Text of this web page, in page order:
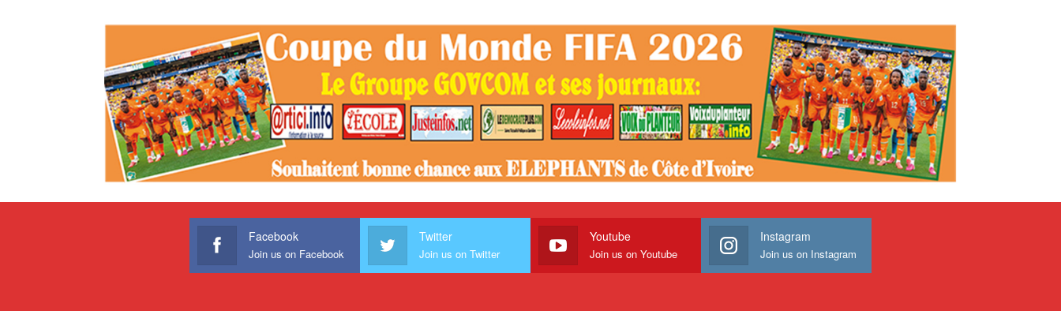
Facebook
Join us on Facebook
Twitter
Join us on Twitter
Youtube
Join us on Youtube
Instagram
Join us on Instagram